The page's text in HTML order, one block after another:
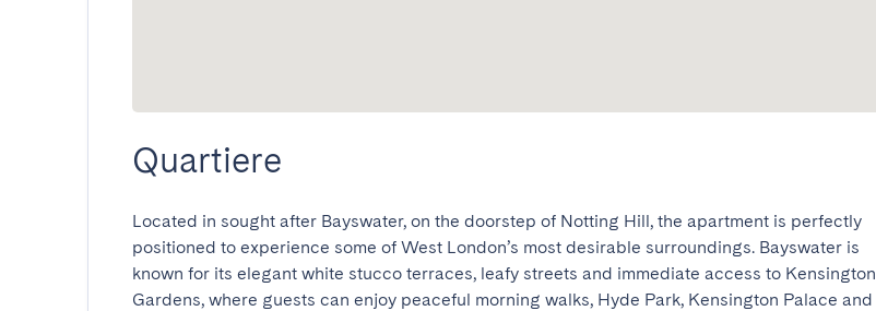
Quartiere
Located in sought after Bayswater, on the doorstep of Notting Hill, the apartment is perfectly
positioned to experience some of West London’s most desirable surroundings. Bayswater is
known for its elegant white stucco terraces, leafy streets and immediate access to Kensington
Gardens, where guests can enjoy peaceful morning walks, Hyde Park, Kensington Palace and